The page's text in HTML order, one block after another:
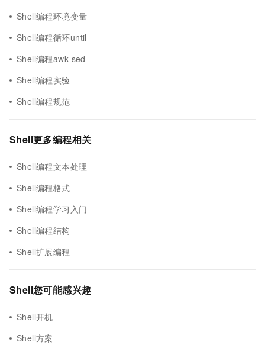
Shell编程环境变量
Shell编程循环until
Shell编程awk sed
Shell编程实验
Shell编程规范
Shell更多编程相关
Shell编程文本处理
Shell编程格式
Shell编程学习入门
Shell编程结构
Shell扩展编程
Shell您可能感兴趣
Shell开机
Shell方案